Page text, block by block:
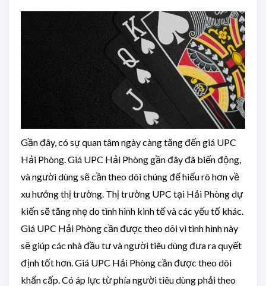
Gần đây, có sự quan tâm ngày càng tăng đến giá UPC
Hải Phòng. Giá UPC Hải Phòng gần đây đã biến động,
và người dùng sẽ cần theo dõi chúng để hiểu rõ hơn về
xu hướng thị trường. Thị trường UPC tại Hải Phòng dự
kiến sẽ tăng nhẹ do tình hình kinh tế và các yếu tố khác.
Giá UPC Hải Phòng cần được theo dõi vì tình hình này
sẽ giúp các nhà đầu tư và người tiêu dùng đưa ra quyết
định tốt hơn. Giá UPC Hải Phòng cần được theo dõi
khẩn cấp. Có áp lực từ phía người tiêu dùng phải theo